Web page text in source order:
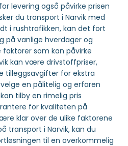
levering også påvirke prisen
du transport i Narvik med
i rushtrafikken, kan det fort
på vanlige hverdager og
som kan påvirke
kan være drivstoffpriser,
tilleggsavgifter for ekstra
en pålitelig og erfaren
tilby en rimelig pris
for kvaliteten på
klar over de ulike faktorene
transport i Narvik, kan du
til en overkommelig